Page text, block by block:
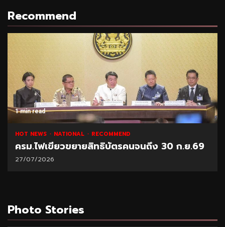
Recommend
1 min read
HOT NEWS NATIONAL RECOMMEND
ครม.ไฟเขียวขยายสิทธิบัตรคนจนถึง 30 ก.ย.69
27/07/2026
Photo Stories